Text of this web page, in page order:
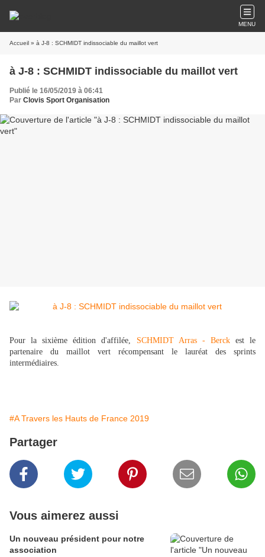
MENU
Accueil » à J-8 : SCHMIDT indissociable du maillot vert
à J-8 : SCHMIDT indissociable du maillot vert
Publié le 16/05/2019 à 06:41
Par Clovis Sport Organisation
Pour la sixième édition d'affilée, SCHMIDT Arras - Berckest le
partenaire du maillot vert récompensant le lauréat des sprints
intermédiaires.
#A Travers les Hauts de France 2019
Partager
Vous aimerez aussi
Un nouveau président pour notre
association